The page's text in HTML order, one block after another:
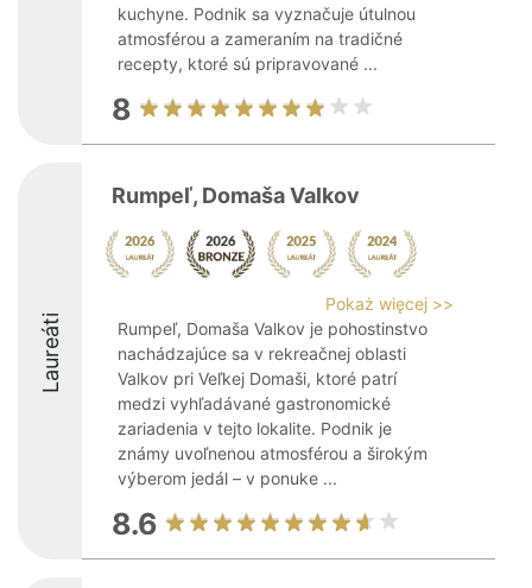
kuchyne. Podnik sa vyznačuje útulnou
atmosférou a zameraním na tradičné
recepty, ktoré sú pripravované ...
8
Laureáti
Rumpeľ, Domaša Valkov
Pokaż więcej >>
Rumpeľ, Domaša Valkov je pohostinstvo
nachádzajúce sa v rekreačnej oblasti
Valkov pri Veľkej Domaši, ktoré patrí
medzi vyhľadávané gastronomické
zariadenia v tejto lokalite. Podnik je
známy uvoľnenou atmosférou a širokým
výberom jedál – v ponuke ...
8.6